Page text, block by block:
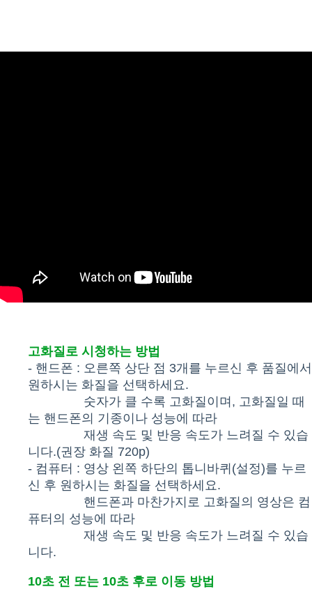
고화질로 시청하는 방법
- 핸드폰 : 오른쪽 상단 점 3개를 누르신 후 품질에서
원하시는 화질을 선택하세요.
숫자가 클 수록 고화질이며, 고화질일 때
는 핸드폰의 기종이나 성능에 따라
재생 속도 및 반응 속도가 느려질 수 있습
니다.(권장 화질 720p)
- 컴퓨터 : 영상 왼쪽 하단의 톱니바퀴(설정)를 누르
신 후 원하시는 화질을 선택하세요.
핸드폰과 마찬가지로 고화질의 영상은 컴
퓨터의 성능에 따라
재생 속도 및 반응 속도가 느려질 수 있습
니다.
10초 전 또는 10초 후로 이동 방법